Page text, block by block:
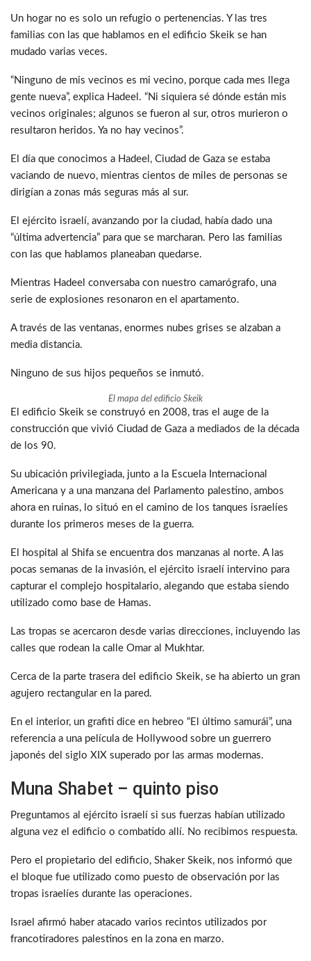
Un hogar no es solo un refugio o pertenencias. Y las tres
familias con las que hablamos en el edificio Skeik se han
mudado varias veces.
“Ninguno de mis vecinos es mi vecino, porque cada mes llega
gente nueva”, explica Hadeel. “Ni siquiera sé dónde están mis
vecinos originales; algunos se fueron al sur, otros murieron o
resultaron heridos. Ya no hay vecinos”.
El día que conocimos a Hadeel, Ciudad de Gaza se estaba
vaciando de nuevo, mientras cientos de miles de personas se
dirigían a zonas más seguras más al sur.
El ejército israelí, avanzando por la ciudad, había dado una
“última advertencia” para que se marcharan. Pero las familias
con las que hablamos planeaban quedarse.
Mientras Hadeel conversaba con nuestro camarógrafo, una
serie de explosiones resonaron en el apartamento.
A través de las ventanas, enormes nubes grises se alzaban a
media distancia.
Ninguno de sus hijos pequeños se inmutó.
El mapa del edificio Skeik
El edificio Skeik se construyó en 2008, tras el auge de la
construcción que vivió Ciudad de Gaza a mediados de la década
de los 90.
Su ubicación privilegiada, junto a la Escuela Internacional
Americana y a una manzana del Parlamento palestino, ambos
ahora en ruinas, lo situó en el camino de los tanques israelíes
durante los primeros meses de la guerra.
El hospital al Shifa se encuentra dos manzanas al norte. A las
pocas semanas de la invasión, el ejército israelí intervino para
capturar el complejo hospitalario, alegando que estaba siendo
utilizado como base de Hamas.
Las tropas se acercaron desde varias direcciones, incluyendo las
calles que rodean la calle Omar al Mukhtar.
Cerca de la parte trasera del edificio Skeik, se ha abierto un gran
agujero rectangular en la pared.
En el interior, un grafiti dice en hebreo “El último samurái”, una
referencia a una película de Hollywood sobre un guerrero
japonés del siglo XIX superado por las armas modernas.
Muna Shabet – quinto piso
Preguntamos al ejército israelí si sus fuerzas habían utilizado
alguna vez el edificio o combatido allí. No recibimos respuesta.
Pero el propietario del edificio, Shaker Skeik, nos informó que
el bloque fue utilizado como puesto de observación por las
tropas israelíes durante las operaciones.
Israel afirmó haber atacado varios recintos utilizados por
francotiradores palestinos en la zona en marzo.